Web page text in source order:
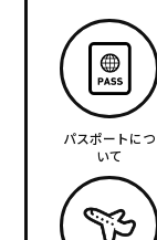
パスポートにつ
いて